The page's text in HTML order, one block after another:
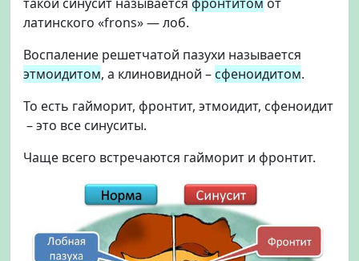
латинского «frons» — лоб.
Воспаление решетчатой пазухи называется
этмоидитом, а клиновидной – сфеноидитом.
То есть гайморит, фронтит, этмоидит, сфеноидит
– это все синуситы.
Чаще всего встречаются гайморит и фронтит.